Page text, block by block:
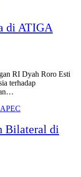
di ATIGA
RI Dyah Roro Esti
terhadap
Bilateral di